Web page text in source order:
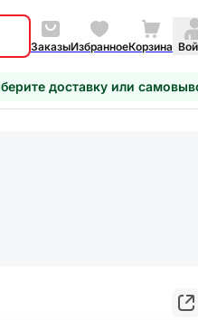
ЗаказыИзбранноеКорзина
доставку или